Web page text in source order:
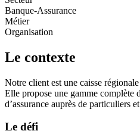
Banque-Assurance
Métier
Organisation
Le contexte
Notre client est une caisse
Elle propose une gamme complète
d’assurance auprès de particuliers
Le défi